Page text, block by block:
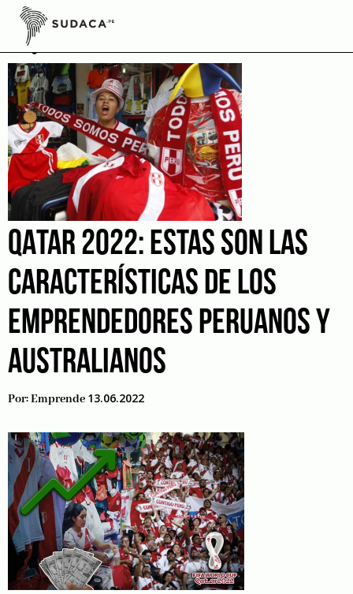
Skip
contentQatar 2022
QATAR 2022: ESTAS SON LAS
CARACTERÍSTICAS DE LOS
EMPRENDEDORES PERUANOS Y
AUSTRALIANOS
Por:Emprende 13.06.2022